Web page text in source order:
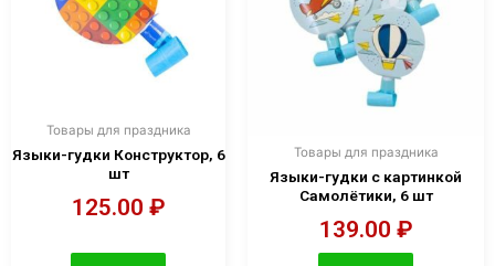
Товары для праздника
Языки-гудки Конструктор, 6
шт
125.00 ₽
Товары для праздника
Языки-гудки с картинкой
Самолётики, 6 шт
139.00 ₽